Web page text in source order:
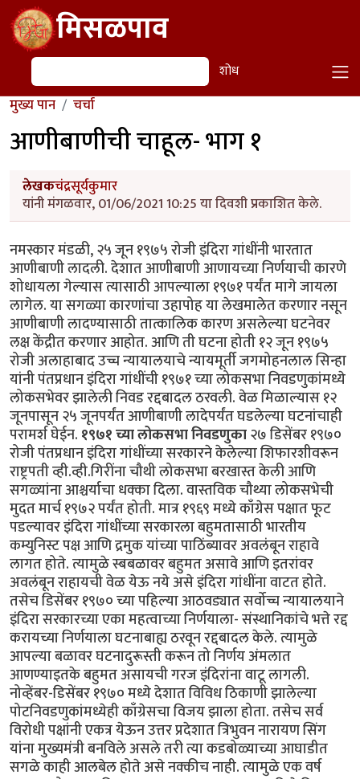
Skip to main contentमिसळपाव
शोध शोध
मुख्य पान चर्चा
आणीबाणीची चाहूल- भाग १
लेखकचंद्रसूर्यकुमार
यांनी मंगळवार, 01/06/2021 10:25 या दिवशी प्रकाशित केले.
नमस्कार मंडळी, २५ जून १९७५ रोजी इंदिरा गांधींनी भारतात
आणीबाणी लादली. देशात आणीबाणी आणायच्या निर्णयाची कारणे
शोधायला गेल्यास त्यासाठी आपल्याला १९७१ पर्यंत मागे जायला
लागेल. या सगळ्या कारणांचा उहापोह या लेखमालेत करणार नसून
आणीबाणी लादण्यासाठी तात्कालिक कारण असलेल्या घटनेवर
लक्ष केंद्रीत करणार आहोत. आणि ती घटना होती १२ जून १९७५
रोजी अलाहाबाद उच्च न्यायालयाचे न्यायमूर्ती जगमोहनलाल सिन्हा
यांनी पंतप्रधान इंदिरा गांधींची १९७१ च्या लोकसभा निवडणुकांमध्ये
लोकसभेवर झालेली निवड रद्दबादल ठरवली. वेळ मिळाल्यास १२
जूनपासून २५ जूनपर्यंत आणीबाणी लादेपर्यंत घडलेल्या घटनांचाही
परामर्श घेईन.१९७१ च्या लोकसभा निवडणुका२७ डिसेंबर १९७०
रोजी पंतप्रधान इंदिरा गांधींच्या सरकारने केलेल्या शिफारशीवरून
राष्ट्रपती व्ही.व्ही.गिरींना चौथी लोकसभा बरखास्त केली आणि
सगळ्यांना आश्चर्याचा धक्का दिला. वास्तविक चौथ्या लोकसभेची
मुदत मार्च १९७२ पर्यंत होती. मात्र १९६९ मध्ये काँग्रेस पक्षात फूट
पडल्यावर इंदिरा गांधींच्या सरकारला बहुमतासाठी भारतीय
कम्युनिस्ट पक्ष आणि द्रमुक यांच्या पाठिंब्यावर अवलंबून राहावे
लागत होते. त्यामुळे स्बबळावर बहुमत असावे आणि इतरांवर
अवलंबून राहायची वेळ येऊ नये असे इंदिरा गांधींना वाटत होते.
तसेच डिसेंबर १९७० च्या पहिल्या आठवड्यात सर्वोच्च न्यायालयाने
इंदिरा सरकारच्या एका महत्वाच्या निर्णयाला- संस्थानिकांचे भत्ते रद्द
करायच्या निर्णयाला घटनाबाह्य ठरवून रद्दबादल केले. त्यामुळे
आपल्या बळावर घटनादुरूस्ती करून तो निर्णय अंमलात
आणण्याइतके बहुमत असायची गरज इंदिरांना वाटू लागली.
नोव्हेंबर-डिसेंबर १९७० मध्ये देशात विविध ठिकाणी झालेल्या
पोटनिवडणुकांमध्येही काँग्रेसचा विजय झाला होता. तसेच सर्व
विरोधी पक्षांनी एकत्र येऊन उत्तर प्रदेशात त्रिभुवन नारायण सिंग
यांना मुख्यमंत्री बनविले असले तरी त्या कडबोळ्याच्या आघाडीत
सगळे काही आलबेल होते असे नक्कीच नाही. त्यामुळे एक वर्ष